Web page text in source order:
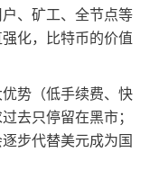
、矿工、全节点等
化，比特币的价值
势（低手续费、快
去只停留在黑市；
步代替美元成为国